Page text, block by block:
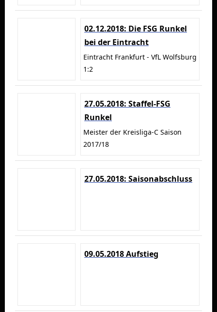
02.12.2018: Die FSG Runkel
bei der Eintracht
Eintracht Frankfurt - VfL Wolfsburg
1:2
27.05.2018: Staffel-FSG
Runkel
Meister der Kreisliga-C Saison
2017/18
27.05.2018: Saisonabschluss
09.05.2018 Aufstieg